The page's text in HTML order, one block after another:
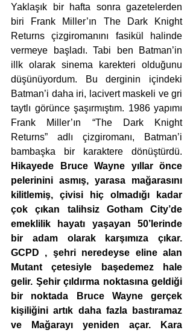
Yaklaşık bir hafta sonra gazetelerden
biri Frank Miller’ın The Dark Knight
Returns çizgiromanını fasikül halinde
vermeye başladı. Tabi ben Batman’in
illk olarak sinema karekteri olduğunu
düşünüyordum. Bu derginin içindeki
Batman’i daha iri, lacivert maskeli ve gri
taytlı görünce şaşırmıştım. 1986 yapımı
Frank Miller’ın “The Dark Knight
Returns” adlı çizgiromanı, Batman’i
Hikayede Bruce Wayne yıllar önce
pelerinini asmış, yarasa mağarasını
kilitlemiş, çivisi hiç olmadığı kadar
çok çıkan talihsiz Gotham City’de
emeklilik hayatı yaşayan 50’lerinde
bir adam olarak karşımıza çıkar.
GCPD , şehri neredeyse eline alan
Mutant çetesiyle başedemez hale
gelir. Şehir çıldırma noktasına geldiği
bir noktada Bruce Wayne gerçek
kişiliğini artık daha fazla bastıramaz
ve Mağarayı yeniden açar. Kara